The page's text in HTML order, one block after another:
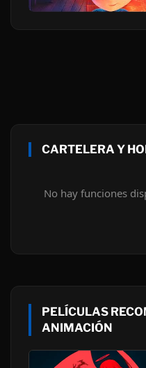
CARTELERA Y
No hay funciones
PELÍCULAS
ANIMACIÓN